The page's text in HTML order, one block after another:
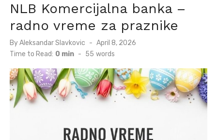
NLB Komercijalna banka –
radno vreme za praznike
ByAleksandar Slavkovic
Posted
on
April 8, 2026
Time to Read: 0 min - 55 words